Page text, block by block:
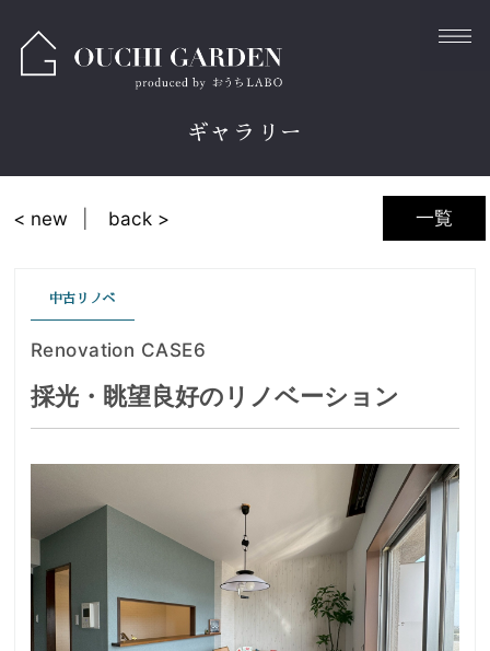
ギャラリー
一覧
< new back >
中古リノベ
Renovation CASE6
採光・眺望良好のリノベーション